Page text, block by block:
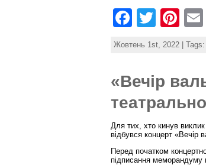
F
e
b
o
o
k
T
w
itt
er
Pi
nt
er
e
st
l
Жовтень 1st, 2022 | Tags:
«Вечір
Для тих, хто кинув виклик
відбувся концерт «Вечір
Перед початком
підписання меморандуму